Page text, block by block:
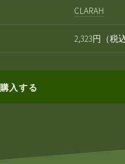
CLARAH
2,323円（税
購入する